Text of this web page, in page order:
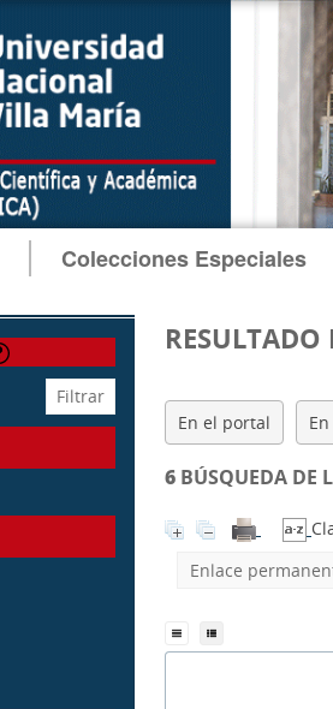
Colecciones Especiales
En el portal
6 BÚSQUEDA DE
Enlace